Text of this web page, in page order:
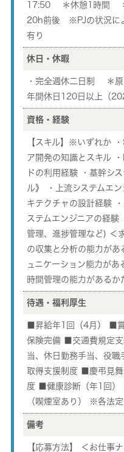
17:50 ＊休憩1時間
20h前後 ※PJの状況に
有り
休日・休暇
・完全週休二日制 ＊
年間休日120日以上（
資格・経験
【スキル】※いずれか
ア開発の知識とスキル
ドの利用経験 ・基幹シ
ル》 ・上流システムエ
キテクチャの設計経験
ステムエンジニアの経験
管理、進捗管理など) ＜
の収集と分析の能力があ
ュニケーション能力があ
時間管理の能力があるか
待遇・福利厚生
■昇給年1回（4月） ■
保険完備 ■交通費規定
当、休日勤務手当、役
取得支援制度 ■慶弔見
度 ■健康診断（年1回
（喫煙室あり） ※各法
備考
【応募方法】 ＜お仕事